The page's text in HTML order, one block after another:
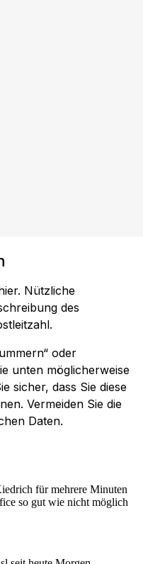
Nützliche
des
oder
unten möglicherweise
sicher, dass Sie diese
Vermeiden Sie die
Daten.